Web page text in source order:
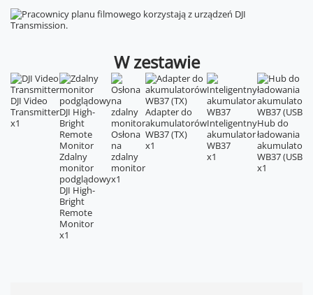
W zestawie
DJI Video
Transmitter
x1
Zdalny
monitor
podglądowy
DJI High-
Bright
Remote
Monitor
x1
Osłona
na
zdalny
monitor
x1
Adapter do
akumulatorów
WB37 (TX)
x1
Inteligentny
akumulator
WB37
x1
Hub do
ładowania
WB37 (USB-C)
x1